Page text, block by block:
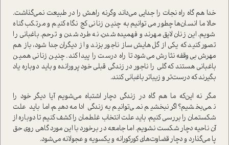
خدا هم گاه راه نجات را جدایی می‌داند وگرنه راهش را در طبیعت نمی‌گذاشت.
حالا ما انسان‌ها چطور می‌توانیم به چنین زنانی کج نگاه کنیم و مرتکب گناه
شویم. این زنان لايق مهرند و فهمیده شدن، نه طرد شدن و ترحم. باغبانی را
تصور کنید که یکی از گل‌هایش ساز ناجور بزند و از دیگران جدا شود، باز هم
مهرش بی‌وقفه نثارش می‌شود تا راه درست را پیدا کند. چنین زنانی همین
باغبانی هستند که گلی را ناجور در زندگی قبلی خود پرورانده و باید دوباره یاد
بگیرند که درست‌تر و زیباتر باغبانی کنند.
مگر نه این‌که ما هم گاه در زندگی دچار اشتباه می‌شویم آيا دیگر خود را
نمی‌بخشیم؟ اگر نبخشیم نمی‌توانیم به زندگی ادامه دهیم، اما باید علت
شکستمان را بررسی کنیم، باید علت انتخاب غلطمان را کشف کنیم تا دوباره از
آن ناحیه دچار شکست نشویم. اما جامعه در برخورد با این مورد گاهي روی حق
پا می‌گذارد و دچار قضاوت‌های کورکورانه و یکسویه و عجولانه می‌شود.